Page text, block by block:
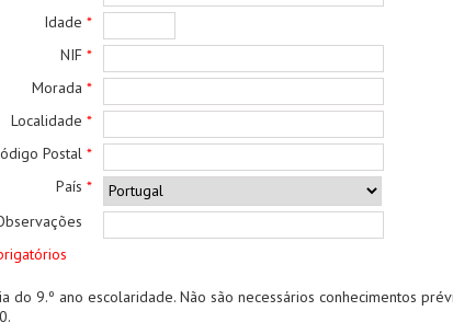
Idade *
NIF *
Morada *
Localidade *
Postal *
País *
do 9.º ano escolaridade. Não são necessários conhecimentos